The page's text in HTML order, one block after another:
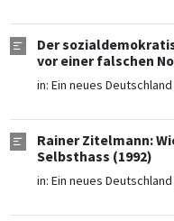
Der
vor einer falschen
in: Ein neues Deutschland
Rainer Zitelmann:
Selbsthass (1992)
in: Ein neues Deutschland